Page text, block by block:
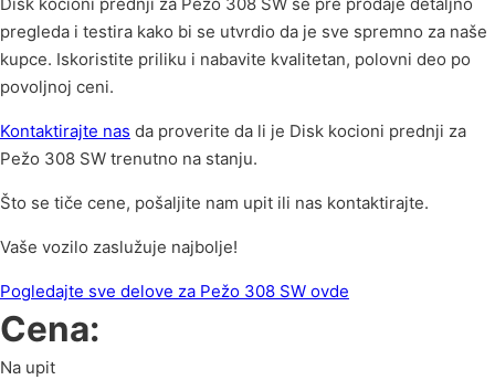
Disk kocioni prednji za Pežo 308 SW se pre prodaje detaljno
pregleda i testira kako bi se utvrdio da je sve spremno za naše
kupce. Iskoristite priliku i nabavite kvalitetan, polovni deo po
povoljnoj ceni.
Kontaktirajte nas da proverite da li je Disk kocioni prednji za
Pežo 308 SW trenutno na stanju.
Što se tiče cene, pošaljite nam upit ili nas kontaktirajte.
Vaše vozilo zaslužuje najbolje!
Pogledajte sve delove za Pežo 308 SW ovde
Cena:
Na upit